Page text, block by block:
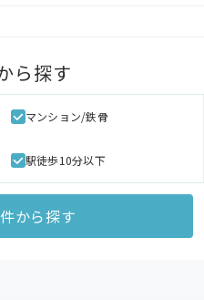
ら探す
マンション/鉄骨
駅徒歩10分以下
から探す